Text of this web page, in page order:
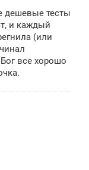
дешевые тесты
и каждый
(или
все хорошо